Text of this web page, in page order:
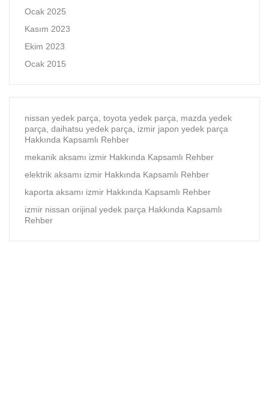
Ocak 2025
Kasım 2023
Ekim 2023
Ocak 2015
nissan yedek parça, toyota yedek parça, mazda yedek
parça, daihatsu yedek parça, izmir japon yedek parça
Hakkında Kapsamlı Rehber
mekanik aksamı izmir Hakkında Kapsamlı Rehber
elektrik aksamı izmir Hakkında Kapsamlı Rehber
kaporta aksamı izmir Hakkında Kapsamlı Rehber
izmir nissan orijinal yedek parça Hakkında Kapsamlı
Rehber